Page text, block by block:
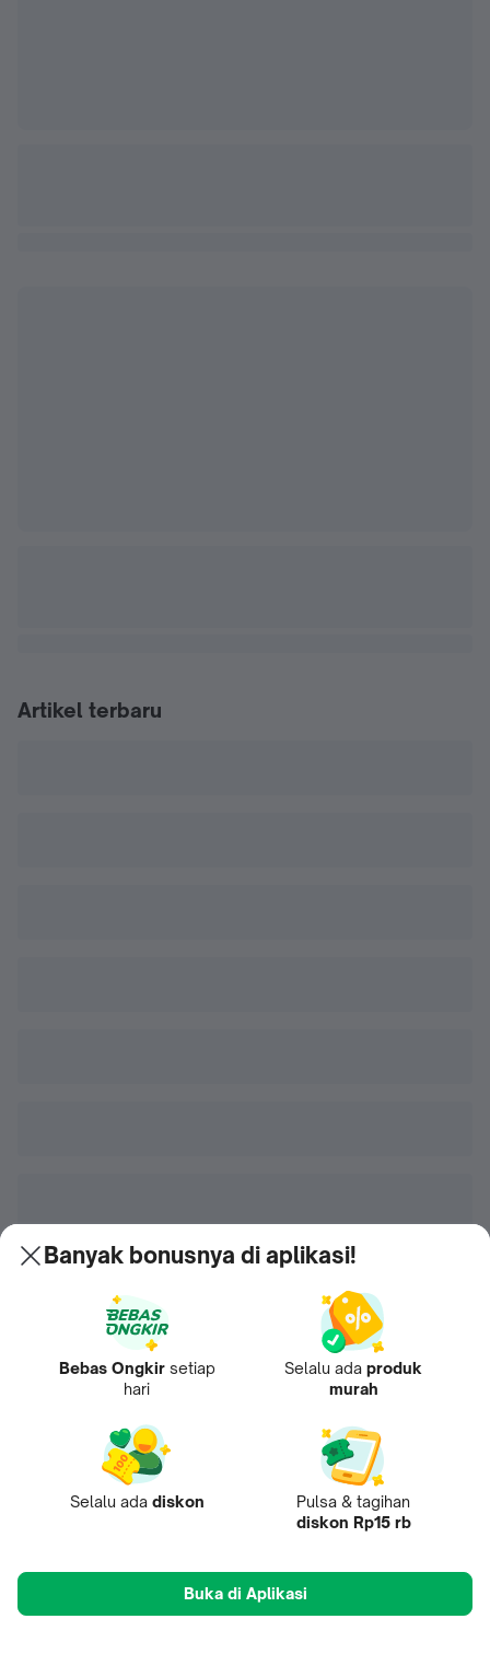
Artikel terbaru
Banyak bonusnya di aplikasi!
Bebas Ongkir setiap
hari
Selalu ada produk
murah
Selalu ada diskon
Pulsa & tagihan
diskon Rp15 rb
Buka di Aplikasi